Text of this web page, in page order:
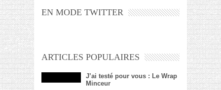
EN MODE TWITTER
ARTICLES POPULAIRES
J’ai testé pour vous : Le Wrap
Minceur